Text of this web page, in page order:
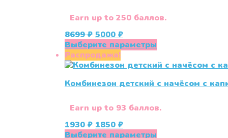
Earn up to 250 баллов.
8699₽ Первоначальная
цена
составляла
8699 ₽.
5000 ₽Текущая
цена:
Выберите параметры
имеет
вариаций.
можно
Распродажа!
Комбинезон детский с начёсом с
Earn up to 93 баллов.
1930₽ Первоначальная
цена
1850 ₽Текущая
цена:
Выберите параметры